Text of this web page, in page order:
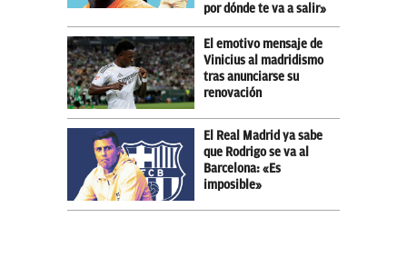
por dónde te va a salir»
El emotivo mensaje de
Vinicius al madridismo
tras anunciarse su
renovación
El Real Madrid ya sabe
que Rodrigo se va al
Barcelona: «Es
imposible»